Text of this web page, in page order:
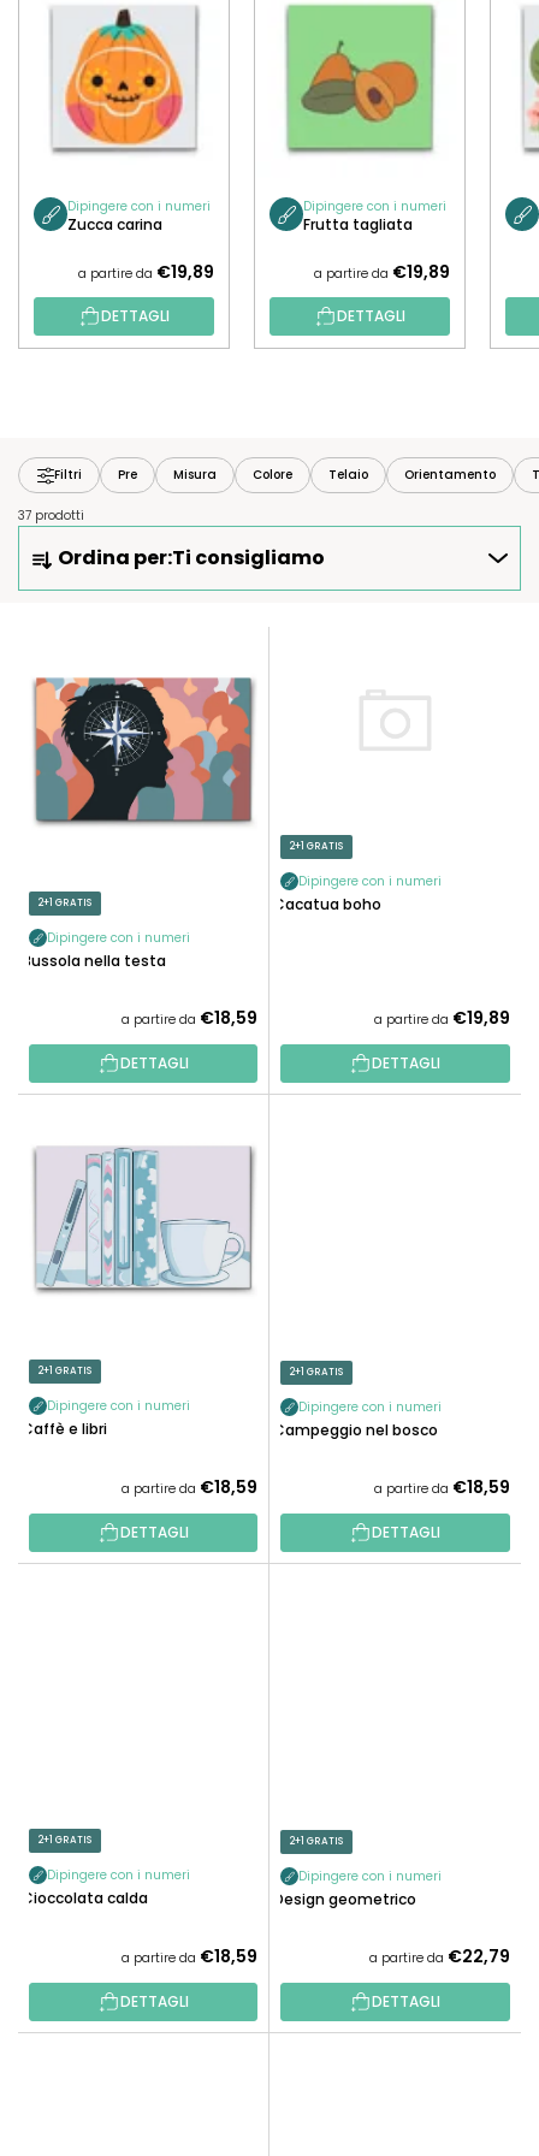
Dipingere con i numeri
Zucca carina
a partire da €19,89
DETTAGLI
Dipingere con i numeri
Frutta tagliata
a partire da €19,89
DETTAGLI
Filtri Pre Misura Colore Telaio Orientamento
37 prodotti
D
O
R
O
D
O
Ordina per:Ti consigliamo
P
R
O
T
T
I
2+1 GRATIS
Dipingere con i numeri
Bussola nella testa
a partire da €18,59
DETTAGLI
2+1 GRATIS
Dipingere con i numeri
Cacatua boho
a partire da €19,89
DETTAGLI
2+1 GRATIS
Dipingere con i numeri
Caffè e libri
a partire da €18,59
DETTAGLI
2+1 GRATIS
Dipingere con i numeri
Campeggio nel bosco
a partire da €18,59
DETTAGLI
2+1 GRATIS
Dipingere con i numeri
Cioccolata calda
a partire da €18,59
DETTAGLI
2+1 GRATIS
Dipingere con i numeri
Design geometrico
a partire da €22,79
DETTAGLI